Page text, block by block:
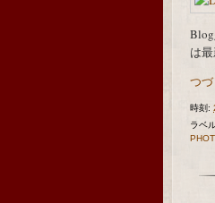
は
つ
時刻:
ラベ